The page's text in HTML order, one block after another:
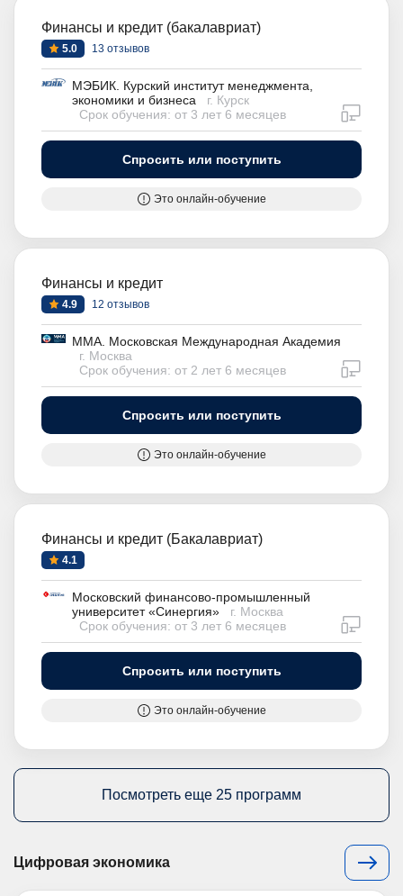
Финансы и кредит (бакалавриат)
5.0 13 отзывов
МЭБИК. Курский институт менеджмента,
экономики и бизнеса
г. Курск
Срок обучения: от 3 лет 6 месяцев
Спросить или поступить
Это онлайн-обучение
Финансы и кредит
4.9 12 отзывов
ММА. Московская Международная Академия
г. Москва
Срок обучения: от 2 лет 6 месяцев
Спросить или поступить
Это онлайн-обучение
Финансы и кредит (Бакалавриат)
4.1
Московский финансово-промышленный
университет «Синергия»
г. Москва
Срок обучения: от 3 лет 6 месяцев
Спросить или поступить
Это онлайн-обучение
Посмотреть еще 25 программ
Цифровая экономика